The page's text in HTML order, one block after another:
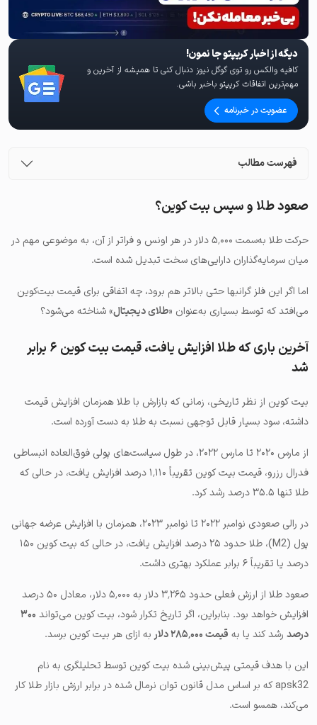
دیگه از اخبار کریپتو جا نمون!
کافیه والکس رو توی گوگل نیوز دنبال کنی تا همیشه از آخرین و
مهم‌ترین اتفاقات کریپتو باخبر باشی.
عضویت در خبرنامه
فهرست مطالب
صعود طلا و سپس بیت کوین؟
حرکت طلا به‌سمت ۵٬۰۰۰ دلار در هر اونس و فراتر از آن، به موضوعی مهم در
میان سرمایه‌گذاران دارایی‌های سخت تبدیل شده است.
اما اگر این فلز گرانبها حتی بالاتر هم برود، چه اتفاقی برای قیمت بیت‌کوین
می‌افتد که توسط بسیاری به‌عنوان «طلای دیجیتال» شناخته می‌شود؟
آخرین باری که طلا افزایش یافت، قیمت بیت کوین ۶ برابر
شد
بیت کوین از نظر تاریخی، زمانی که بازارش با طلا همزمان افزایش قیمت
داشته‌، سود بسیار قابل توجهی نسبت به طلا به دست آورده است.
از مارس ۲۰۲۰ تا مارس ۲۰۲۲، در طول سیاست‌های پولی فوق‌العاده انبساطی
فدرال رزرو، قیمت بیت کوین تقریباً ۱٬۱۱۰ درصد افزایش یافت، در حالی که
طلا تنها ۳۵.۵ درصد رشد کرد.
در رالی صعودی نوامبر ۲۰۲۲ تا نوامبر ۲۰۲۳، همزمان با افزایش عرضه جهانی
پول (M2)، طلا حدود ۲۵ درصد افزایش یافت، در حالی که بیت کوین ۱۵۰
درصد یا تقریباً ۶ برابر عملکرد بهتری داشت.
صعود طلا از ارزش فعلی حدود ۳٬۲۶۵ دلار به ۵٬۰۰۰ دلار، معادل ۵۰ درصد
افزایش خواهد بود. بنابراین، اگر تاریخ تکرار شود، بیت کوین می‌تواند ۳۰۰
درصد رشد کند یا به قیمت ۲۸۵٬۰۰۰ دلار به ازای هر بیت کوین برسد.
این با هدف قیمتی پیش‌بینی شده بیت کوین توسط تحلیلگری به نام
apsk32 که بر اساس مدل قانون توان نرمال شده در برابر ارزش بازار طلا کار
می‌کند، همسو است.